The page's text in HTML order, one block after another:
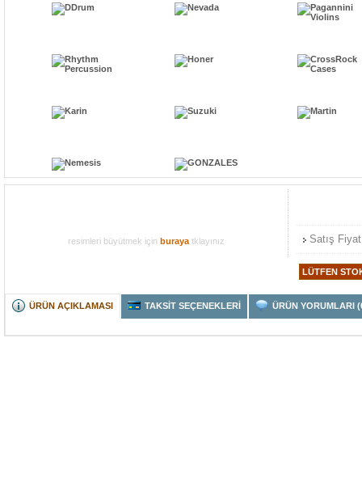
resimleri büyütmek için buraya tklayınız Satış
ÜRÜN AÇIKLAMASI TAKSİT SEÇENEKLERİ ÜRÜN YORUMLARI